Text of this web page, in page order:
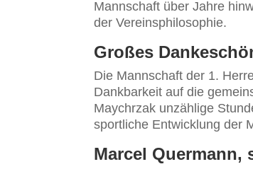
Mannschaft über Jahre
der Vereinsphilosophie.
Großes
Die Mannschaft der 1.
Dankbarkeit auf die
Maychrzak unzählige
sportliche Entwicklung der
Marcel Quermann,